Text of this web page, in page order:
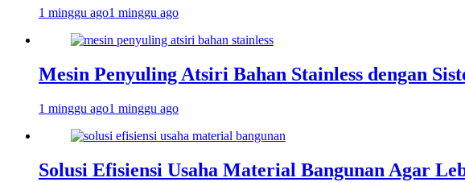
1 minggu ago1 minggu ago
Mesin Penyuling Atsiri Bahan Stainless dengan
1 minggu ago1 minggu ago
Solusi Efisiensi Usaha Material Bangunan Agar